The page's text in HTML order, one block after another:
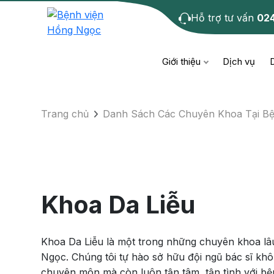
Hỗ trợ tư vấn
Giới thiệu Dịch vụ
Tiêm chủng
Tầm soát ung thư
Dược
Tai
Khoa Da Liễu
Trang chủ Danh Sách Các Chuyên Khoa Tại
Khoa Da Liễu
Khoa Da Liễu là một trong những chuyên khoa
Ngọc. Chúng tôi tự hào sở hữu đội ngũ bác sĩ